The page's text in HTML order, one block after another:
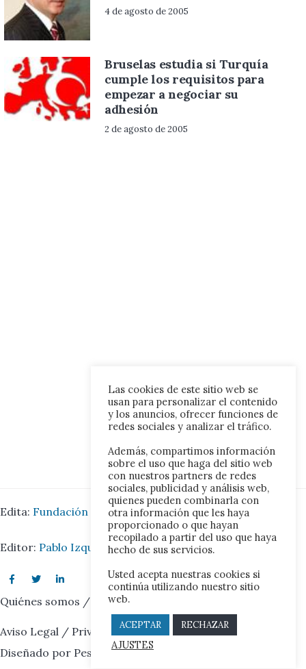
4 de agosto de 2005
Bruselas estudia si Turquía
cumple los requisitos para
empezar a negociar su
adhesión
2 de agosto de 2005
Edita: Fundación Iberoamérica Europa.
Editor: Pablo Izquierdo Juárez.
Quiénes somos / Contacto
Aviso Legal / Privacidad/Cookies
Diseñado por Peslam Estudios
Las cookies de este sitio web se
usan para personalizar el contenido
y los anuncios, ofrecer funciones de
redes sociales y analizar el tráfico.
Además, compartimos información
sobre el uso que haga del sitio web
con nuestros partners de redes
sociales, publicidad y análisis web,
quienes pueden combinarla con
otra información que les haya
proporcionado o que hayan
recopilado a partir del uso que haya
hecho de sus servicios.
Usted acepta nuestras cookies si
continúa utilizando nuestro sitio
web.
ACEPTAR RECHAZAR
AJUSTES